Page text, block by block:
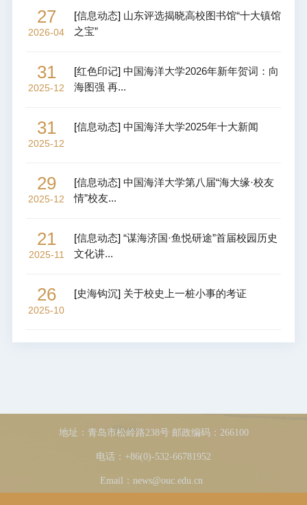
27
2026-04
[信息动态] 山东评选揭晓高校图书馆“十大镇馆
之宝”
31
2025-12
[红色印记] 中国海洋大学2026年新年贺词：向
海图强 再...
31
2025-12
[信息动态] 中国海洋大学2025年十大新闻
29
2025-12
[信息动态] 中国海洋大学第八届“海大缘·校友
情”校友...
21
2025-11
[信息动态] “谋海济国·鱼悦研途”首届校园历史
文化讲...
26
2025-10
[史海钩沉] 关于校史上一桩小事的考证
地址：青岛市松岭路238号 邮政编码：266100
电话：+86(0)-532-66781952
Email：news@ouc.edu.cn